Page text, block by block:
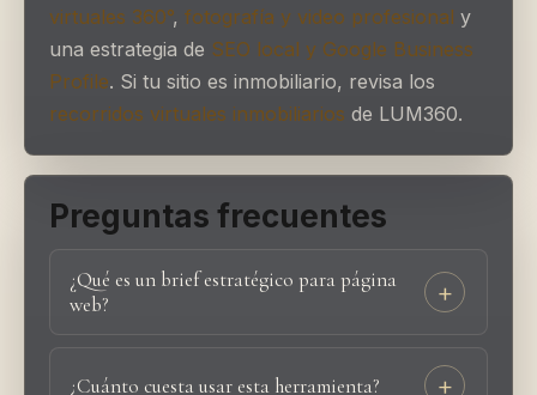
virtuales 360°, fotografía y video profesional y
una estrategia de SEO local y Google Business
Profile. Si tu sitio es inmobiliario, revisa los
recorridos virtuales inmobiliarios de LUM360.
Preguntas frecuentes
¿Qué es un brief estratégico para página
web?
¿Cuánto cuesta usar esta herramienta?